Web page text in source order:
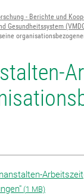
- Berichte und
Gesundheitssystem
(1 MB)